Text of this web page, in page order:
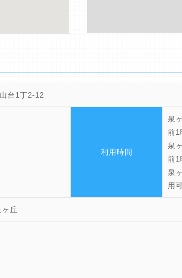
台1丁2-12
利用時間
泉
前1
泉
前1
泉
用
丘